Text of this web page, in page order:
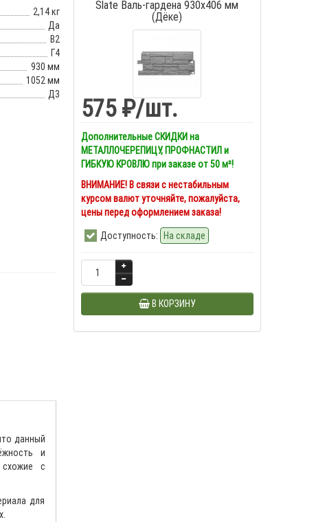
2,14 кг
Да
В2
Г4
930 мм
1052 мм
Д3
Slate Валь-гардена 930х406 мм
(Дёке)
575 ₽/шт.
Дополнительные СКИДКИ на
МЕТАЛЛОЧЕРЕПИЦУ, ПРОФНАСТИЛ и
ГИБКУЮ КРОВЛЮ при заказе от 50 м²!
ВНИМАНИЕ! В связи с нестабильным
курсом валют уточняйте, пожалуйста,
цены перед оформлением заказа!
Доступность: На складе
В КОРЗИНУ
данный
и
схожие с
для